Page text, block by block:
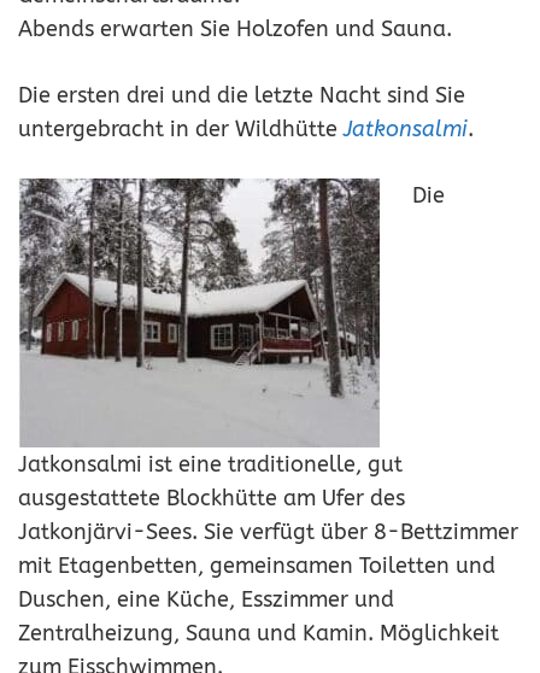
Abends erwarten Sie Holzofen und Sauna.
Die ersten drei und die letzte Nacht sind Sie
untergebracht in der WildhütteJatkonsalmi.
Die
Jatkonsalmi ist eine traditionelle, gut
ausgestattete Blockhütte am Ufer des
Jatkonjärvi-Sees. Sie verfügt über 8-Bettzimmer
mit Etagenbetten, gemeinsamen Toiletten und
Duschen, eine Küche, Esszimmer und
Zentralheizung, Sauna und Kamin. Möglichkeit
zum Eisschwimmen.